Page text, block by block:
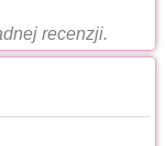
recenzji.